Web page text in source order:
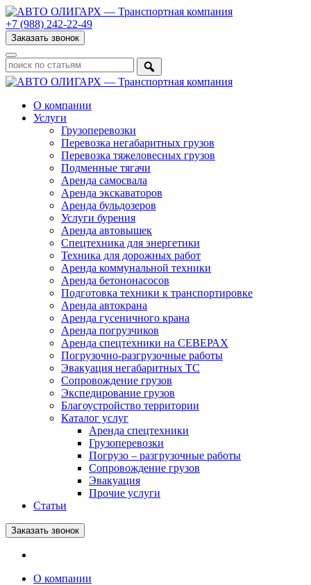
+7 (988) 242-22-49
Заказать звонок
О компании
Услуги
Грузоперевозки
Перевозка негабаритных грузов
Перевозка тяжеловесных грузов
Подменные тягачи
Аренда самосвала
Аренда экскаваторов
Аренда бульдозеров
Услуги бурения
Аренда автовышек
Спецтехника для энергетики
Техника для дорожных работ
Аренда коммунальной техники
Аренда бетононасосов
Подготовка техники к транспортировке
Аренда автокрана
Аренда гусеничного крана
Аренда погрузчиков
Аренда спецтехники на СЕВЕРАХ
Погрузочно-разгрузочные работы
Эвакуация негабаритных ТС
Сопровождение грузов
Экспедирование грузов
Благоустройство территории
Каталог услуг
Аренда спецтехники
Грузоперевозки
Погрузо – разгрузочные работы
Сопровождение грузов
Эвакуация
Прочие услуги
Статьи
Заказать звонок
О компании